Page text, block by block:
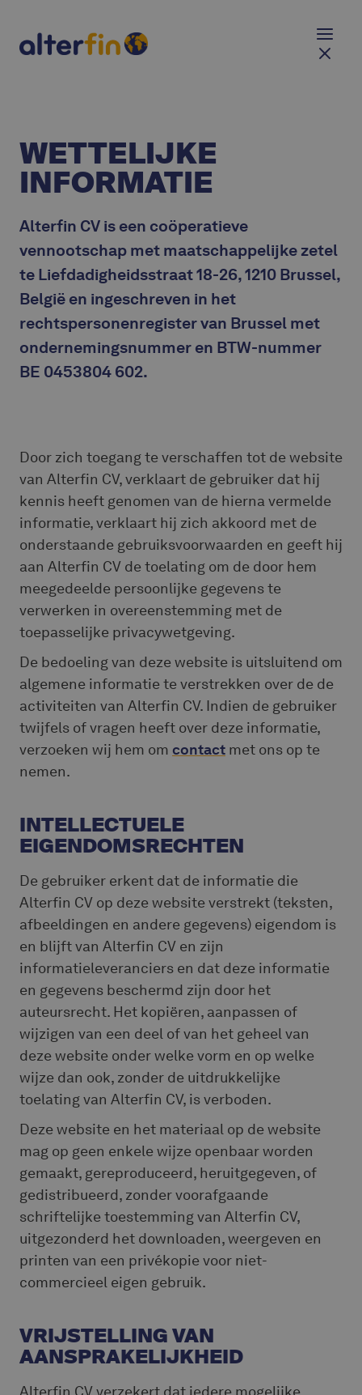
WETTELIJKE
INFORMATIE
Alterfin CV is een coöperatieve
vennootschap met maatschappelijke zetel
te Liefdadigheidsstraat 18-26, 1210 Brussel,
België en ingeschreven in het
rechtspersonenregister van Brussel met
ondernemingsnummer en BTW-nummer
BE 0453804 602.
Door zich toegang te verschaffen tot de website
van Alterfin CV, verklaart de gebruiker dat hij
kennis heeft genomen van de hierna vermelde
informatie, verklaart hij zich akkoord met de
onderstaande gebruiksvoorwaarden en geeft hij
aan Alterfin CV de toelating om de door hem
meegedeelde persoonlijke gegevens te
verwerken in overeenstemming met de
toepasselijke privacywetgeving.
De bedoeling van deze website is uitsluitend om
algemene informatie te verstrekken over de de
activiteiten van Alterfin CV. Indien de gebruiker
twijfels of vragen heeft over deze informatie,
verzoeken wij hem om contact met ons op te
nemen.
INTELLECTUELE
EIGENDOMSRECHTEN
De gebruiker erkent dat de informatie die
Alterfin CV op deze website verstrekt (teksten,
afbeeldingen en andere gegevens) eigendom is
en blijft van Alterfin CV en zijn
informatieleveranciers en dat deze informatie
en gegevens beschermd zijn door het
auteursrecht. Het kopiëren, aanpassen of
wijzigen van een deel of van het geheel van
deze website onder welke vorm en op welke
wijze dan ook, zonder de uitdrukkelijke
toelating van Alterfin CV, is verboden.
Deze website en het materiaal op de website
mag op geen enkele wijze openbaar worden
gemaakt, gereproduceerd, heruitgegeven, of
gedistribueerd, zonder voorafgaande
schriftelijke toestemming van Alterfin CV,
uitgezonderd het downloaden, weergeven en
printen van een privékopie voor niet-
commercieel eigen gebruik.
VRIJSTELLING VAN
AANSPRAKELIJKHEID
Alterfin CV verzekert dat iedere mogelijke